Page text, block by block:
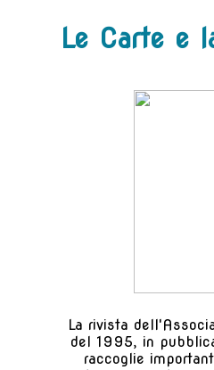
Le Carte e
La rivista
del 1995, in
raccoglie